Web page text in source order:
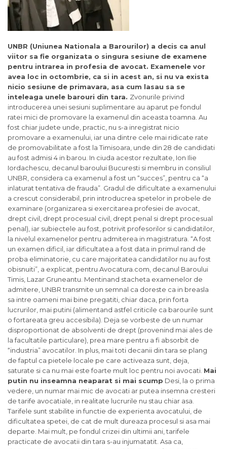
UNBR (Uniunea Nationala a Barourilor) a decis ca anul
viitor sa fie organizata o singura sesiune de examene
pentru intrarea in profesia de avocat. Examenele vor
avea loc in octombrie, ca si in acest an, si nu va exista
nicio sesiune de primavara, asa cum lasau sa se
inteleaga unele barouri din tara. Zvonurile privind
introducerea unei sesiuni suplimentare au aparut pe fondul
ratei mici de promovare la examenul din aceasta toamna. Au
fost chiar judete unde, practic, nu s-a inregistrat nicio
promovare a examenului, iar una dintre cele mai ridicate rate
de promovabilitate a fost la Timisoara, unde din 28 de candidati
au fost admisi 4 in barou. In ciuda acestor rezultate, Ion Ilie
Iordachescu, decanul baroului Bucuresti si membru in consiliul
UNBR, considera ca examenul a fost un “succes”, pentru ca “a
inlaturat tentativa de frauda”. Gradul de dificultate a examenului
a crescut considerabil, prin introducrea spetelor in probele de
examinare (organizarea si exercitarea profesiei de avocat,
drept civil, drept procesual civil, drept penal si drept procesual
penal), iar subiectele au fost, potrivit profesorilor si candidatilor,
la nivelul examenelor pentru admiterea in magistratura. “A fost
un examen dificil, iar dificultatea a fost data in primul rand de
proba eliminatorie, cu care majoritatea candidatilor nu au fost
obisnuiti”, a explicat, pentru Avocatura.com, decanul Baroului
Timis, Lazar Gruneantu. Mentinand stacheta examenelor de
admitere, UNBR transmite un semnal ca doreste ca in breasla
sa intre oameni mai bine pregatiti, chiar daca, prin forta
lucrurilor, mai putini (alimentand astfel criticile ca barourile sunt
o fortareata greu accesibila). Deja se vorbeste de un numar
disproportionat de absolventi de drept (provenind mai ales de
la facultatile particulare), prea mare pentru a fi absorbit de
“industria” avocatilor. In plus, mai toti decanii din tara se plang
de faptul ca pietele locale pe care activeaza sunt, deja,
saturate si ca nu mai este foarte mult loc pentru noi avocati. Mai
putin nu inseamna neaparat si mai scump Desi, la o prima
vedere, un numar mai mic de avocati ar putea insemna cresteri
de tarife avocatiale, in realitate lucrurile nu stau chiar asa.
Tarifele sunt stabilite in functie de experienta avocatului, de
dificultatea spetei, de cat de mult dureaza procesul si asa mai
departe. Mai mult, pe fondul crizei din ultimii ani, tarifele
practicate de avocatii din tara s-au injumatatit. Asa ca,